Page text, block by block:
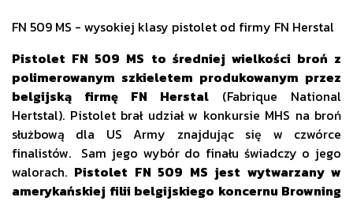
FN 509 MS - wysokiej klasy pistolet od firmy FN Herstal
Pistolet FN 509 MS to średniej wielkości broń z
polimerowanym szkieletem produkowanym przez
belgijską firmę FN Herstal (Fabrique National
Hertstal). Pistolet brał udział w konkursie MHS na broń
służbową dla US Army znajdując się w czwórce
finalistów. Sam jego wybór do finału świadczy o jego
walorach. Pistolet FN 509 MS jest wytwarzany w
amerykańskiej filii belgijskiego koncernu Browning